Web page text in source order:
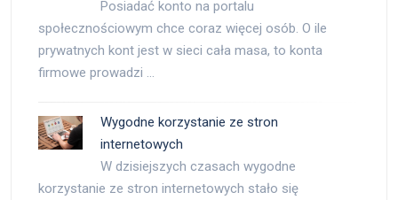
Posiadać konto na portalu
społecznościowym chce coraz więcej osób. O ile
prywatnych kont jest w sieci cała masa, to konta
firmowe prowadzi …
Wygodne korzystanie ze stron
internetowych
W dzisiejszych czasach wygodne
korzystanie ze stron internetowych stało się